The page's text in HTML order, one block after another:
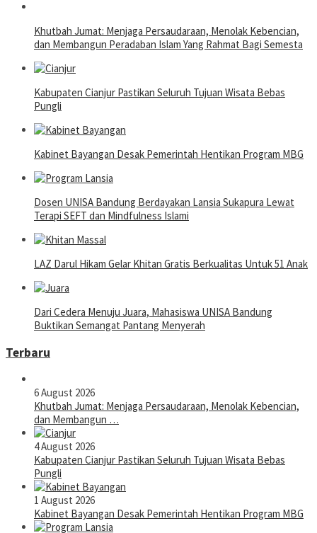
Khutbah Jumat: Menjaga Persaudaraan, Menolak Kebencian,
dan Membangun Peradaban Islam Yang Rahmat Bagi Semesta
Kabupaten Cianjur Pastikan Seluruh Tujuan Wisata Bebas
Pungli
Kabinet Bayangan Desak Pemerintah Hentikan Program MBG
Dosen UNISA Bandung Berdayakan Lansia Sukapura Lewat
Terapi SEFT dan Mindfulness Islami
LAZ Darul Hikam Gelar Khitan Gratis Berkualitas Untuk 51 Anak
Dari Cedera Menuju Juara, Mahasiswa UNISA Bandung
Buktikan Semangat Pantang Menyerah
Terbaru
6 August 2026
Khutbah Jumat: Menjaga Persaudaraan, Menolak Kebencian,
dan Membangun …
4 August 2026
Kabupaten Cianjur Pastikan Seluruh Tujuan Wisata Bebas
Pungli
1 August 2026
Kabinet Bayangan Desak Pemerintah Hentikan Program MBG